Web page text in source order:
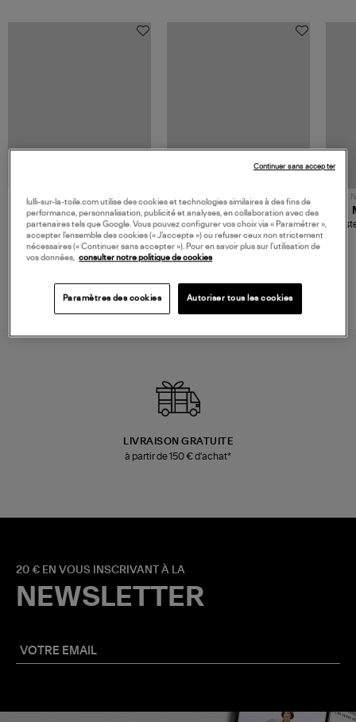
480,00 €
JEROME DREYFUSS
Sac Bobi S Cuir Lamé
Champagne
NOUVELLE COLLECTION
189,00 €
TORAL
Mocassins Killian Sport
Mousse
LIVRAISON GRATUITE
à partir de 150 € d'achat*
20 € EN VOUS INSCRIVANT À LA
NEWSLETTER
lulli-sur-la-toile.com utilise des cookies et technologies similaires à des fins de
performance, personnalisation, publicité et analyses, en collaboration avec des
partenaires tels que Google. Vous pouvez configurer vos choix via « Paramétrer »,
accepter l’ensemble des cookies (« J’accepte ») ou refuser ceux non strictement
nécessaires (« Continuer sans accepter »). Pour en savoir plus sur l’utilisation de
vos données, consulter notre politique de cookies
Paramètres des cookies Autoriser tous les cookies
Continuer sans accepter